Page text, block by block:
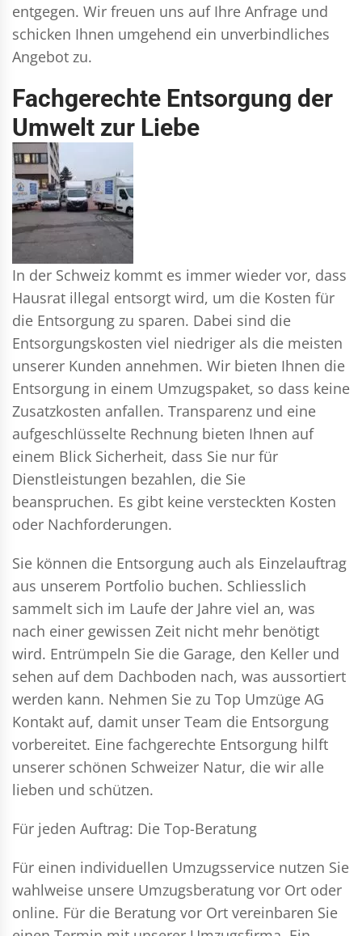
entgegen. Wir freuen uns auf Ihre Anfrage und
schicken Ihnen umgehend ein unverbindliches
Angebot zu.
Fachgerechte Entsorgung der
Umwelt zur Liebe
In der Schweiz kommt es immer wieder vor, dass
Hausrat illegal entsorgt wird, um die Kosten für
die Entsorgung zu sparen. Dabei sind die
Entsorgungskosten viel niedriger als die meisten
unserer Kunden annehmen. Wir bieten Ihnen die
Entsorgung in einem Umzugspaket, so dass keine
Zusatzkosten anfallen. Transparenz und eine
aufgeschlüsselte Rechnung bieten Ihnen auf
einem Blick Sicherheit, dass Sie nur für
Dienstleistungen bezahlen, die Sie
beanspruchen. Es gibt keine versteckten Kosten
oder Nachforderungen.
Sie können die Entsorgung auch als Einzelauftrag
aus unserem Portfolio buchen. Schliesslich
sammelt sich im Laufe der Jahre viel an, was
nach einer gewissen Zeit nicht mehr benötigt
wird. Entrümpeln Sie die Garage, den Keller und
sehen auf dem Dachboden nach, was aussortiert
werden kann. Nehmen Sie zu Top Umzüge AG
Kontakt auf, damit unser Team die Entsorgung
vorbereitet. Eine fachgerechte Entsorgung hilft
unserer schönen Schweizer Natur, die wir alle
lieben und schützen.
Für jeden Auftrag: Die Top-Beratung
Für einen individuellen Umzugsservice nutzen Sie
wahlweise unsere Umzugsberatung vor Ort oder
online. Für die Beratung vor Ort vereinbaren Sie